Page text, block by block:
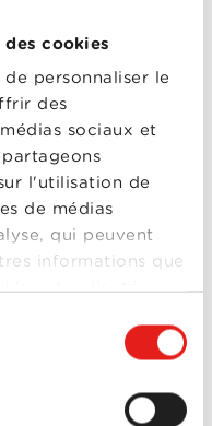
cookies
personnaliser le
des
sociaux et
l'utilisation de
de médias
qui peuvent
informations que
privés et
sur
pour d’autres
est une arme
numérique
rappelle Mario
on le fait à ses
D’où l’importance
avec une
précise ou une
des limites de temps
le minimalisme
temps de les